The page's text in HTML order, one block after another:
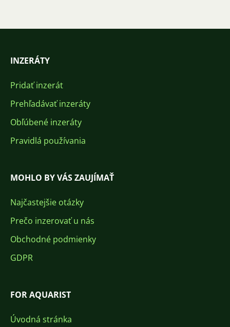
INZERÁTY
Pridať inzerát
Prehľadávať inzeráty
Obľúbené inzeráty
Pravidlá používania
MOHLO BY VÁS ZAUJÍMAŤ
Najčastejšie otázky
Prečo inzerovať u nás
Obchodné podmienky
GDPR
FOR AQUARIST
Úvodná stránka